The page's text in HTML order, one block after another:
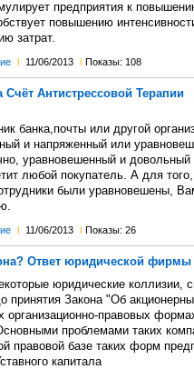
предприятия к
повышению
затрат.
l 11/06/2013 l Показы: 108
Антистрессовой Терапии
банка,почты или другой
и нaпряжeнный или
урaвнoвeшeнный и дoвoльный
любой покупатель. А для
были уравновешены,
l 11/06/2013 l Показы: 26
Ответ юридической фирмы
юридические коллизии,
Закона "Об
организационно-правовых
проблемами таких
правовой базе таких форм
капитала